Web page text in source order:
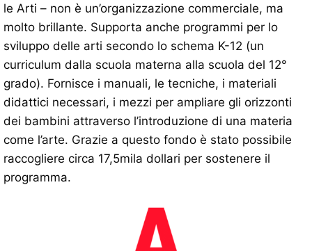
le Arti – non è un’organizzazione commerciale, ma
molto brillante. Supporta anche programmi per lo
sviluppo delle arti secondo lo schema K-12 (un
curriculum dalla scuola materna alla scuola del 12°
grado). Fornisce i manuali, le tecniche, i materiali
didattici necessari, i mezzi per ampliare gli orizzonti
dei bambini attraverso l’introduzione di una materia
come l’arte. Grazie a questo fondo è stato possibile
raccogliere circa 17,5mila dollari per sostenere il
programma.